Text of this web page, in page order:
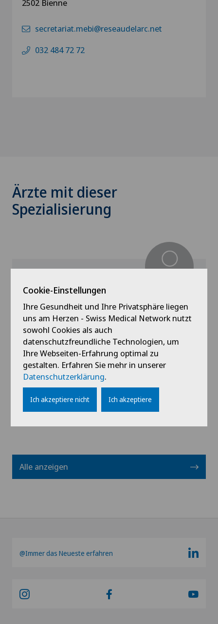
2502 Bienne
secretariat.mebi@reseaudelarc.net
032 484 72 72
Ärzte mit dieser
Spezialisierung
Hôpital de Moutier
Dr. med. Galina Beck-bykova
Spezialisierung
Psychiatrie und Psychotherapie
Profil ansehen
Alle anzeigen
@Immer das Neueste erfahren
Cookie-Einstellungen
Ihre Gesundheit und Ihre Privatsphäre liegen
uns am Herzen - Swiss Medical Network nutzt
sowohl Cookies als auch
datenschutzfreundliche Technologien, um
Ihre Webseiten-Erfahrung optimal zu
gestalten. Erfahren Sie mehr in unserer
Datenschutzerklärung.
Ich akzeptiere nicht Ich akzeptiere